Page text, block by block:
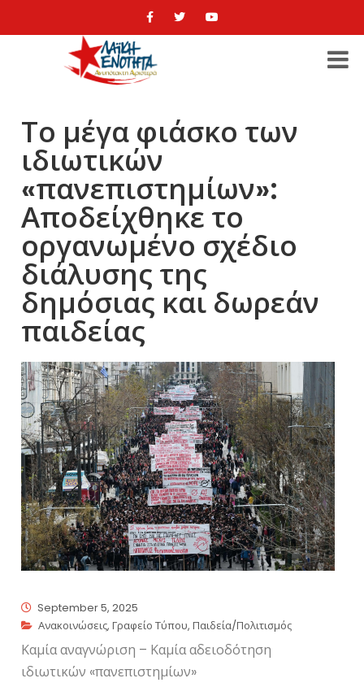
Το μέγα φιάσκο των
ιδιωτικών
«πανεπιστημίων»:
Αποδείχθηκε το
οργανωμένο σχέδιο
διάλυσης της
δημόσιας και δωρεάν
παιδείας
September 5, 2025
Ανακοινώσεις,Γραφείο Τύπου,Παιδεία/Πολιτισμός
Καμία αναγνώριση – Καμία αδειοδότηση
ιδιωτικών «πανεπιστημίων»